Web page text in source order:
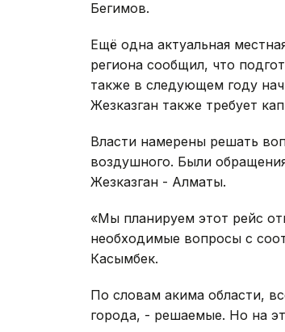
Бегимов.
Ещё одна актуальная
региона сообщил, что
также в следующем году
Жезказган также требует
Власти намерены решать
воздушного. Были
Жезказган - Алматы.
«Мы планируем этот рейс
необходимые вопросы с
Касымбек.
По словам акима области,
города, - решаемые. Но на